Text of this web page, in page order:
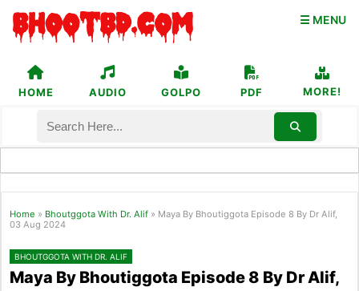
☰ MENU
HOME AUDIO GOLPO PDF MORE!
Home » Bhoutggota With Dr. Alif » Maya By Bhoutiggota Episode 8 By Dr Alif,
03 Aug 2024
BHOUTGGOTA WITH DR. ALIF
Maya By Bhoutiggota Episode 8 By Dr Alif,